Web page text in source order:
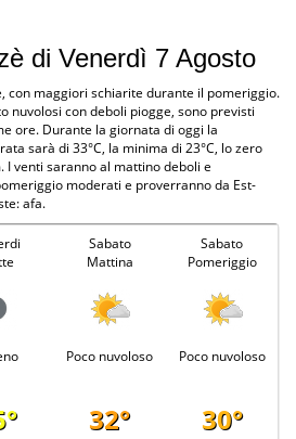
di Venerdì 7 Agosto
con maggiori schiarite durante il pomeriggio.
nuvolosi con deboli piogge, sono previsti
ore. Durante la giornata di oggi la
sarà di 33°C, la minima di 23°C, lo zero
venti saranno al mattino deboli e
moderati e proverranno da Est-
afa.
Sabato
Mattina
Sabato
Pomeriggio
Poco nuvoloso Poco nuvoloso
32° 30°